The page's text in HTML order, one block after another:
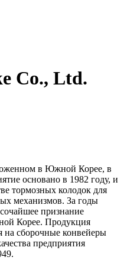
Co., Ltd.
в Южной Корее, в
основано в 1982 году, и
тормозных колодок для
механизмов. За годы
признание
Корее. Продукция
на сборочные конвейеры
предприятия